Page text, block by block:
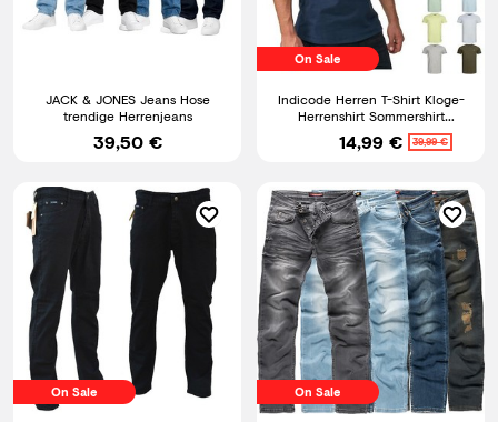
JACK & JONES Jeans Hose
trendige Herrenjeans
39,50 €
On Sale
Indicode Herren T-Shirt Kloge-
Herrenshirt Sommershirt
Rundhals Shirt Männer
14,99 € 39,99 €
On Sale On Sale